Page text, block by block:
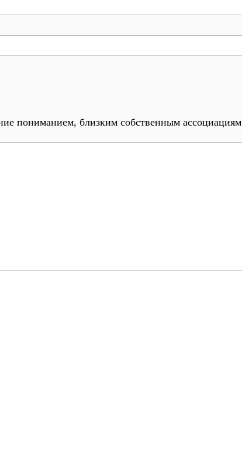
пониманием, близким собственным ассоциациям